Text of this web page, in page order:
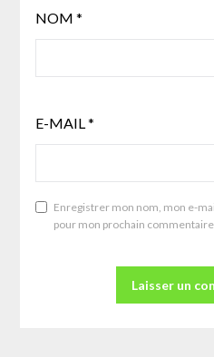
NOM *
E-MAIL*
Enregistrer mon nom, mon e-
pour mon prochain